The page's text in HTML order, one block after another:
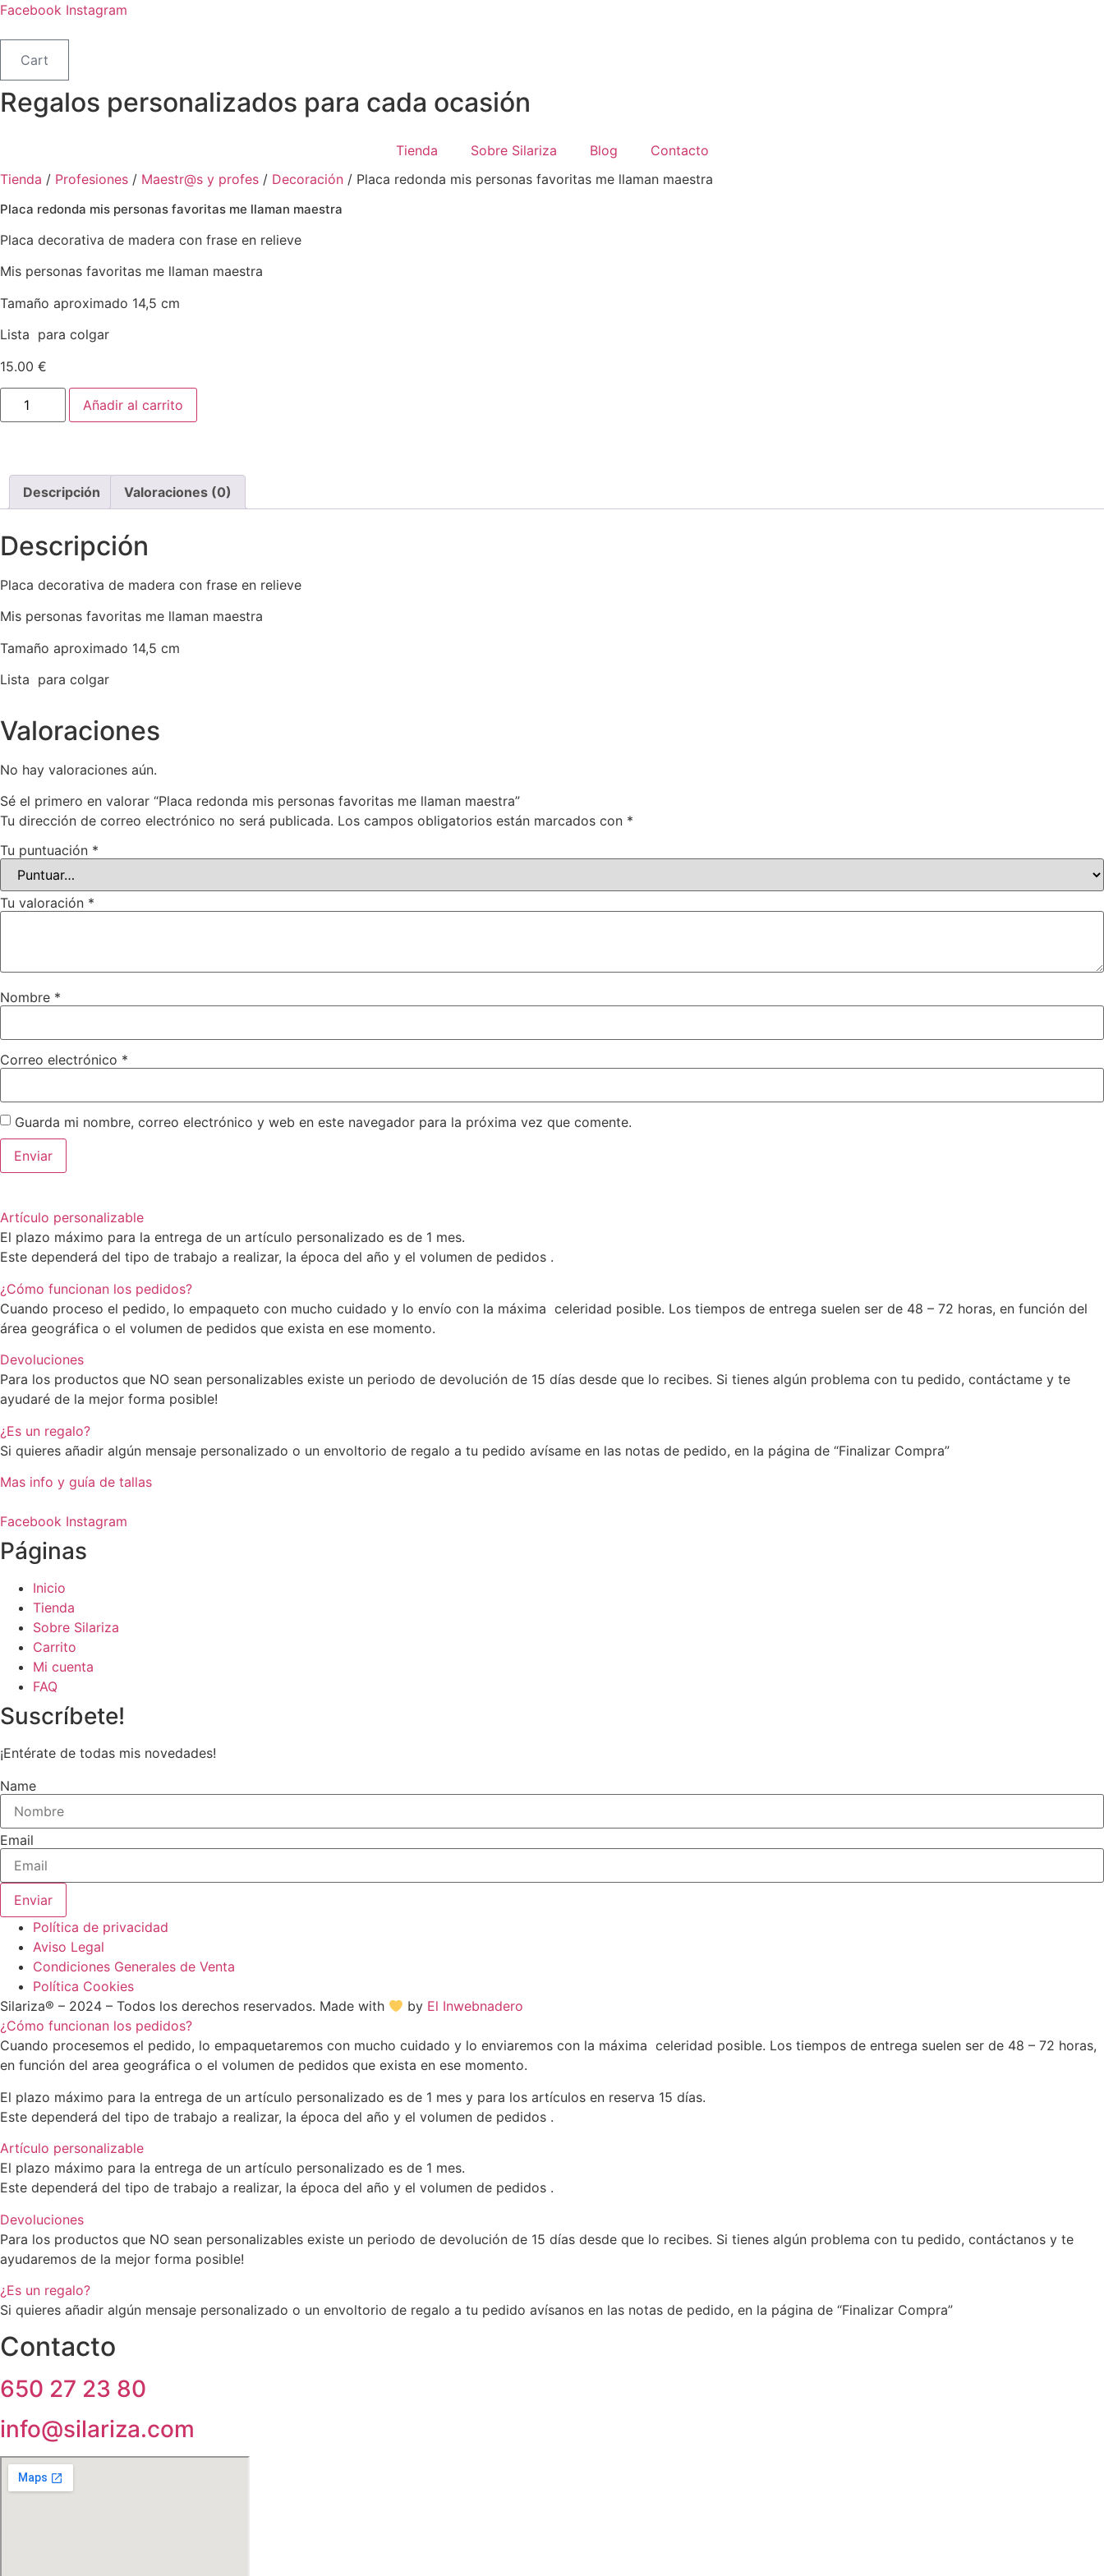
Ir
Facebook Instagram
Cart
Regalos personalizados para cada ocasión
Tienda Sobre Silariza Blog
Contacto
Tienda / Profesiones / Maestr@s y profes / Decoración / Placa redonda mis personas favoritas me llaman maestra
Placa redonda mis personas favoritas me llaman maestra
Placa decorativa de madera con frase en relieve
Mis personas favoritas me llaman maestra
Tamaño aproximado 14,5 cm
Lista para colgar
15.00 €
Placa
redonda
mis
llaman
maestra
cantidad
Añadir al carrito
Descripción Valoraciones (0)
Descripción
Placa decorativa de madera con frase en relieve
Mis personas favoritas me llaman maestra
Tamaño aproximado 14,5 cm
Lista para colgar
Valoraciones
No hay valoraciones aún.
Sé el primero en valorar “Placa redonda mis personas favoritas me llaman maestra”
Tu dirección de correo electrónico no será publicada. Los campos obligatorios están marcados con *
Tu puntuación *
Tu valoración *
Nombre *
Correo electrónico *
Guarda mi nombre, correo electrónico y web en este navegador para la próxima vez que comente.
Artículo personalizable
El plazo máximo para la entrega de un artículo personalizado es de 1 mes.
Este dependerá del tipo de trabajo a realizar, la época del año y el volumen de pedidos .
¿Cómo funcionan los pedidos?
Cuando proceso el pedido, lo empaqueto con mucho cuidado y lo envío con la máxima celeridad posible. Los tiempos de entrega suelen ser de 48 – 72 horas, en función del
área geográfica o el volumen de pedidos que exista en ese momento.
Devoluciones
Para los productos que NO sean personalizables existe un periodo de devolución de 15 días desde que lo recibes. Si tienes algún problema con tu pedido, contáctame y te
ayudaré de la mejor forma posible!
¿Es un regalo?
Si quieres añadir algún mensaje personalizado o un envoltorio de regalo a tu pedido avísame en las notas de pedido, en la página de “Finalizar Compra”
Mas info y guía de tallas
Facebook Instagram
Páginas
Inicio
Tienda
Sobre Silariza
Carrito
Mi cuenta
FAQ
Suscríbete!
¡Entérate de todas mis novedades!
Name
Email
Enviar
Política de privacidad
Aviso Legal
Condiciones Generales de Venta
Política Cookies
Silariza® – 2024 – Todos los derechos reservados. Made with
by El Inwebnadero
¿Cómo funcionan los pedidos?
Cuando procesemos el pedido, lo empaquetaremos con mucho cuidado y lo enviaremos con la máxima celeridad posible. Los tiempos de entrega suelen ser de 48 – 72 horas,
en función del area geográfica o el volumen de pedidos que exista en ese momento.
El plazo máximo para la entrega de un artículo personalizado es de 1 mes y para los artículos en reserva 15 días.
Este dependerá del tipo de trabajo a realizar, la época del año y el volumen de pedidos .
Artículo personalizable
El plazo máximo para la entrega de un artículo personalizado es de 1 mes.
Este dependerá del tipo de trabajo a realizar, la época del año y el volumen de pedidos .
Devoluciones
Para los productos que NO sean personalizables existe un periodo de devolución de 15 días desde que lo recibes. Si tienes algún problema con tu pedido, contáctanos y te
ayudaremos de la mejor forma posible!
¿Es un regalo?
Si quieres añadir algún mensaje personalizado o un envoltorio de regalo a tu pedido avísanos en las notas de pedido, en la página de “Finalizar Compra”
Contacto
650 27 23 80
info@silariza.com